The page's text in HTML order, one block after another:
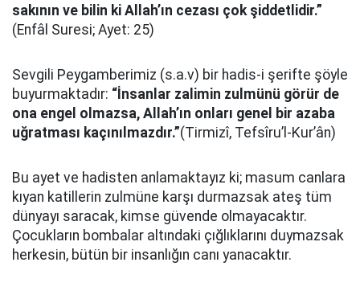
sakının ve bilin ki Allah’ın cezası çok şiddetlidir.”
(Enfâl Suresi; Ayet: 25)
Sevgili Peygamberimiz (s.a.v) bir hadis-i şerifte şöyle
buyurmaktadır: “İnsanlar zalimin zulmünü görür de
ona engel olmazsa, Allah’ın onları genel bir azaba
uğratması kaçınılmazdır.”(Tirmizî, Tefsîru’l-Kur’ân)
Bu ayet ve hadisten anlamaktayız ki; masum canlara
kıyan katillerin zulmüne karşı durmazsak ateş tüm
dünyayı saracak, kimse güvende olmayacaktır.
Çocukların bombalar altındaki çığlıklarını duymazsak
herkesin, bütün bir insanlığın canı yanacaktır.